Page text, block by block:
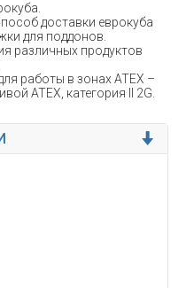
доставки еврокуба
для поддонов.
различных продуктов
работы в зонах ATEX –
ATEX, категория II 2G.